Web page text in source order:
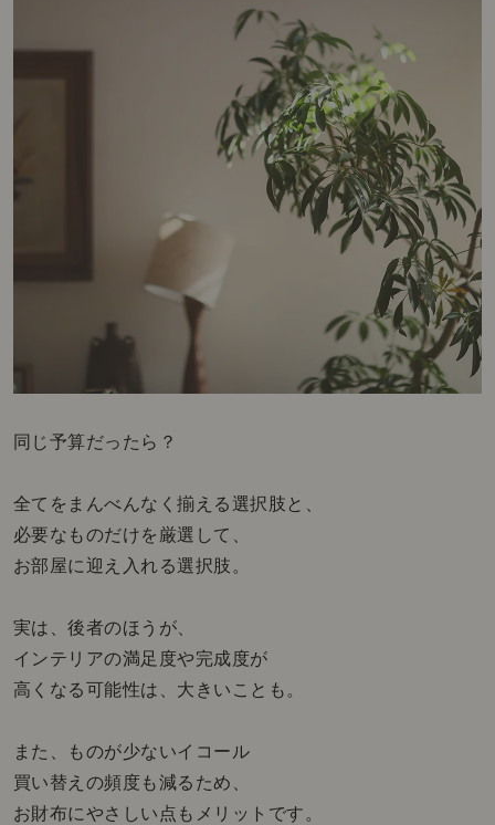
同じ予算だったら？
全てをまんべんなく揃える選択肢と、
必要なものだけを厳選して、
お部屋に迎え入れる選択肢。
実は、後者のほうが、
インテリアの満足度や完成度が
高くなる可能性は、大きいことも。
また、ものが少ないイコール
買い替えの頻度も減るため、
お財布にやさしい点もメリットです。